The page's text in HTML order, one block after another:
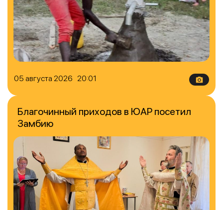
05 августа 2026 20:01
Благочинный приходов в ЮАР посетил
Замбию